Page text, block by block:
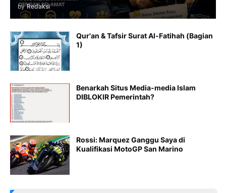
by Redaksi
Qur'an & Tafsir Surat Al-Fatihah (Bagian
1)
Benarkah Situs Media-media Islam
DIBLOKIR Pemerintah?
Rossi: Marquez Ganggu Saya di
Kualifikasi MotoGP San Marino